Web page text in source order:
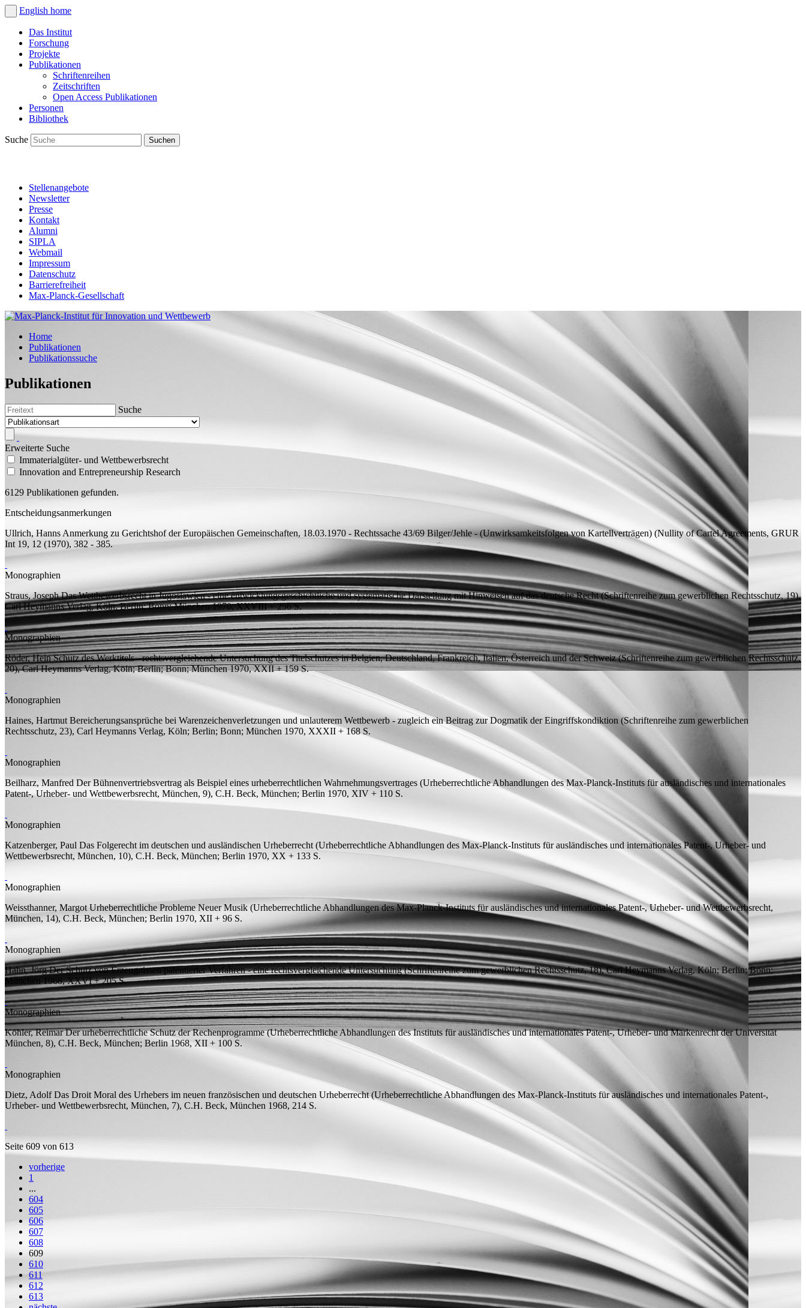
English home
Das Institut
Forschung
Projekte
Publikationen
Schriftenreihen
Zeitschriften
Open Access Publikationen
Personen
Bibliothek
Suche
Stellenangebote
Newsletter
Presse
Kontakt
Alumni
SIPLA
Webmail
Impressum
Datenschutz
Barrierefreiheit
Max-Planck-Gesellschaft
Home
Publikationen
Publikationssuche
Publikationen
Suche
Erweiterte Suche
Immaterialgüter- und Wettbewerbsrecht
Innovation and Entrepreneurship Research
6129 Publikationen gefunden.
Entscheidungsanmerkungen
Ullrich, Hanns Anmerkung zu Gerichtshof der Europäischen Gemeinschaften, 18.03.1970 - Rechtssache 43/69 Bilger/Jehle - (Unwirksamkeitsfolgen von Kartellverträgen) (Nullity of Cartel Agreements, GRUR
Int 19, 12 (1970), 382 - 385.
Monographien
Straus, Joseph Das Wettbewerbsrecht in Jugoslawien - eine entwicklungsgeschichtliche und systematische Darstellung mit Hinweisen auf das deutsche Recht(Schriftenreihe zum gewerblichen Rechtsschutz, 19),
Carl Heymanns Verlag, Köln; Berlin; Bonn; München 1970, XXVIII + 256S.
Monographien
Röder, Hein Schutz des Werktitels - rechtsvergleichende Untersuchung des Titelschutzes in Belgien, Deutschland, Frankreich, Italien, Österreich und der Schweiz(Schriftenreihe zum gewerblichen Rechtsschutz,
20), Carl Heymanns Verlag, Köln; Berlin; Bonn; München 1970, XXII + 159S.
Monographien
Haines, Hartmut Bereicherungsansprüche bei Warenzeichenverletzungen und unlauterem Wettbewerb - zugleich ein Beitrag zur Dogmatik der Eingriffskondiktion(Schriftenreihe zum gewerblichen
Rechtsschutz, 23), Carl Heymanns Verlag, Köln; Berlin; Bonn; München 1970, XXXII + 168 S.
Monographien
Beilharz, Manfred Der Bühnenvertriebsvertrag als Beispiel eines urheberrechtlichen Wahrnehmungsvertrages (Urheberrechtliche Abhandlungen des Max-Planck-Instituts für ausländisches und internationales
Patent-, Urheber- und Wettbewerbsrecht, München, 9), C.H. Beck, München; Berlin 1970, XIV + 110 S.
Monographien
Katzenberger, Paul Das Folgerecht im deutschen und ausländischen Urheberrecht (Urheberrechtliche Abhandlungen des Max-Planck-Instituts für ausländisches und internationales Patent-, Urheber- und
Wettbewerbsrecht, München, 10), C.H. Beck, München; Berlin 1970, XX + 133 S.
Monographien
Weissthanner, Margot Urheberrechtliche Probleme Neuer Musik (Urheberrechtliche Abhandlungen des Max-Planck-Instituts für ausländisches und internationales Patent-, Urheber- und Wettbewerbsrecht,
München, 14), C.H. Beck, München; Berlin 1970, XII + 96 S.
Monographien
Hahn, Jörg Der Schutz von Erzeugnissen patentierter Verfahren - eine rechtsvergleichende Untersuchung(Schriftenreihe zum gewerblichen Rechtsschutz, 18), Carl Heymanns Verlag, Köln; Berlin; Bonn;
München 1968, XXVI + 205S.
Monographien
Köhler, Reimar Der urheberrechtliche Schutz der Rechenprogramme(Urheberrechtliche Abhandlungen des Instituts für ausländisches und internationales Patent-, Urheber- und Markenrecht der Universität
München, 8), C.H. Beck, München; Berlin 1968, XII + 100 S.
Monographien
Dietz, Adolf Das Droit Moral des Urhebers im neuen französischen und deutschen Urheberrecht(Urheberrechtliche Abhandlungen des Max-Planck-Instituts für ausländisches und internationales Patent-,
Urheber- und Wettbewerbsrecht, München, 7), C.H. Beck, München 1968, 214 S.
Seite 609 von 613
vorherige
1
...
604
605
606
607
608
609
610
611
612
613